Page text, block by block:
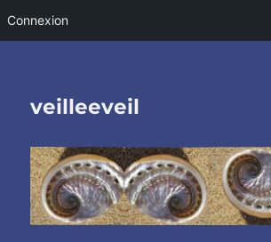
Connexion
veilleeveil